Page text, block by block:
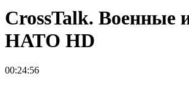
CrossTalk. Военные
НАТО HD
00:24:56